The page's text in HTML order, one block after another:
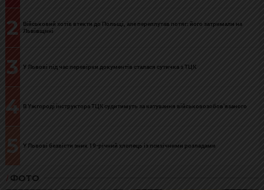
2
Військовий хотів втекти до Польщі, але переплутав потяг: його затримали на
Львівщині
3 У Львові під час перевірки документів сталася сутичка з ТЦК
4 В Ужгороді інструктора ТЦК судитимуть за катування військовозобов’язаного
5 У Львові безвісти зник 19-річний хлопець із психічними розладами
ФОТО